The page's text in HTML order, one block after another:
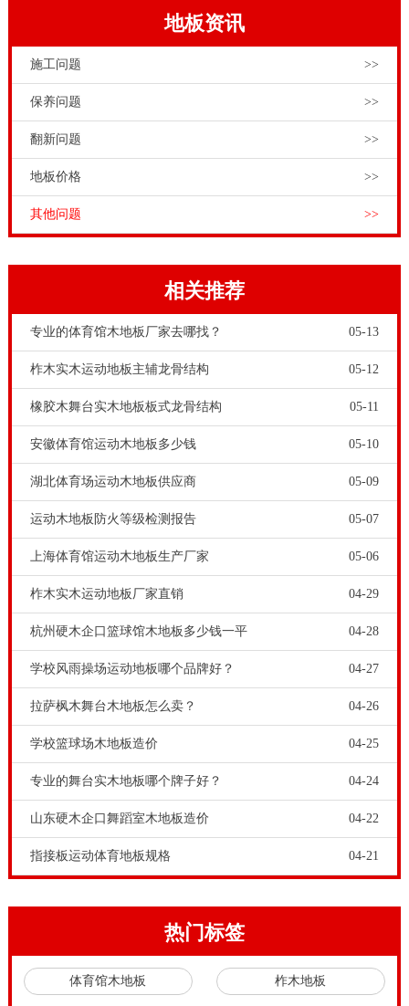
地板资讯
施工问题 >>
保养问题 >>
翻新问题 >>
地板价格 >>
其他问题 >>
相关推荐
专业的体育馆木地板厂家去哪找？ 05-13
柞木实木运动地板主辅龙骨结构 05-12
橡胶木舞台实木地板板式龙骨结构 05-11
安徽体育馆运动木地板多少钱 05-10
湖北体育场运动木地板供应商 05-09
运动木地板防火等级检测报告 05-07
上海体育馆运动木地板生产厂家 05-06
柞木实木运动地板厂家直销 04-29
杭州硬木企口篮球馆木地板多少钱一平 04-28
学校风雨操场运动地板哪个品牌好？ 04-27
拉萨枫木舞台木地板怎么卖？ 04-26
学校篮球场木地板造价 04-25
专业的舞台实木地板哪个牌子好？ 04-24
山东硬木企口舞蹈室木地板造价 04-22
指接板运动体育地板规格 04-21
热门标签
体育馆木地板 柞木地板